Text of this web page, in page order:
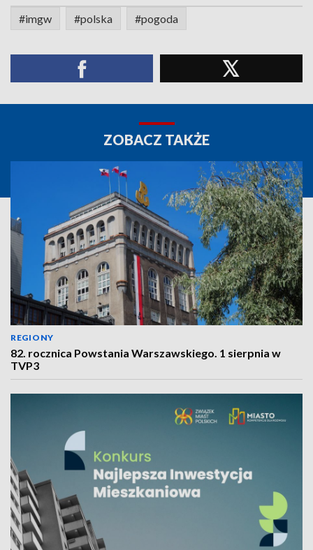
#imgw #polska #pogoda
ZOBACZ TAKŻE
REGIONY
82. rocznica Powstania Warszawskiego. 1 sierpnia w
TVP3